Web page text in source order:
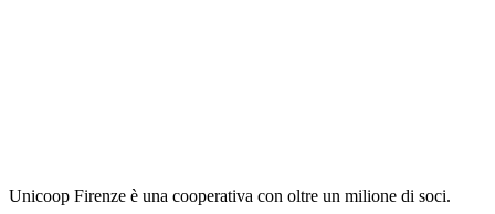
Unicoop Firenze è una cooperativa con oltre un milione di soci.